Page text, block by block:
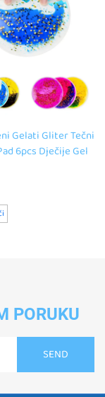
Gelati Gliter Tečni
6pcs Dječije Gel
PORUKU